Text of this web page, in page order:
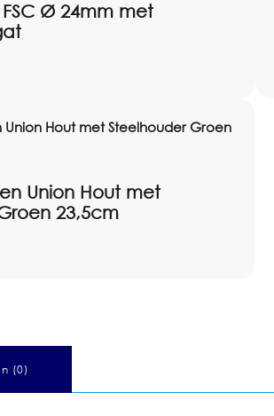
Ø 24mm met
Union Hout met
23,5cm
(0)